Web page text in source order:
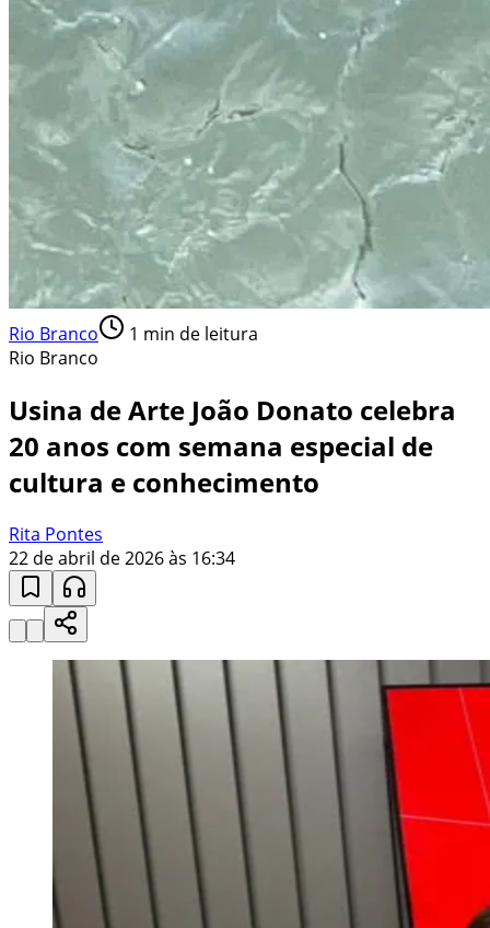
Rio Branco 1 min de leitura
Rio Branco
Usina de Arte João Donato celebra
20 anos com semana especial de
cultura e conhecimento
Rita Pontes
22 de abril de 2026 às 16:34